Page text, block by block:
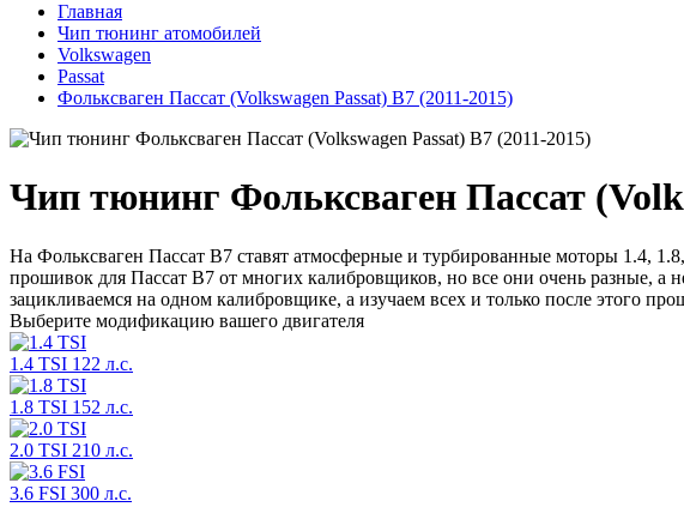
Главная
Чип тюнинг атомобилей
Volkswagen
Passat
Фольксваген Пассат (Volkswagen Passat) В7 (2011-2015)
Чип тюнинг Фольксваген Пассат
На Фольксваген Пассат В7 ставят атмосферные и турбированные моторы 1.4,
прошивок для Пассат В7 от многих калибровщиков, но все они очень разные,
зацикливаемся на одном калибровщике, а изучаем всех и только после этого
Выберите модификацию вашего двигателя
1.4 TSI 122 л.с.
1.8 TSI 152 л.с.
2.0 TSI 210 л.с.
3.6 FSI 300 л.с.